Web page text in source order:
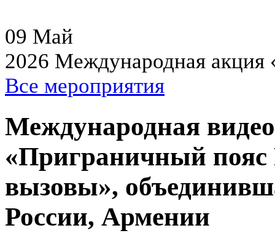
09 Май
2026 Международная
Все мероприятия
Международная
«Приграничный пояс
вызовы»,
России, Армении